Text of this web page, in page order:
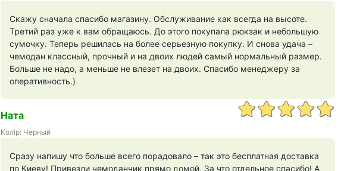
Скажу сначала спасибо магазину. Обслуживание как всегда на высоте.
Третий раз уже к вам обращаюсь. До этого покупала рюкзак и небольшую
сумочку. Теперь решилась на более серьезную покупку. И снова удача –
чемодан классный, прочный и на двоих людей самый нормальный размер.
Больше не надо, а меньше не влезет на двоих. Спасибо менеджеру за
оперативность.)
Ната
Колір: Черный
Сразу напишу что больше всего порадовало – так это бесплатная доставка
по Киеву! Привезли чемоданчик прямо домой. За что отдельное спасибо! А